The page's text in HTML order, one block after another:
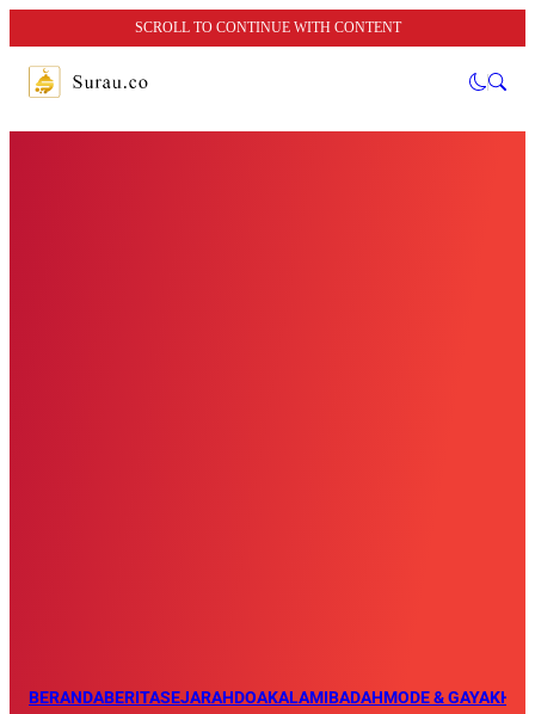
SCROLL TO CONTINUE WITH CONTENT
BERANDABERITASEJARAHDOAKALAMIBADAHMODE & GAYA